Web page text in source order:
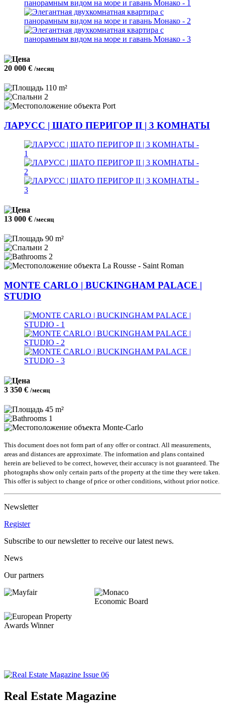
20 000 € /месяц
110 m²
2
Port
ЛАРУСС | ШАТО ПЕРИГОР II | 3 КОМНАТЫ
13 000 € /месяц
90 m²
2
2
La Rousse - Saint Roman
MONTE CARLO | BUCKINGHAM PALACE |
STUDIO
3 350 € /месяц
45 m²
1
Monte-Carlo
This document does not form part of any offer or contract. All measurements,
areas and distances are approximate. The information and plans contained
herein are believed to be correct, however, their accuracy is not guaranteed. The
photographs show only certain parts of the property at the time they were taken.
This offer is subject to change of price or other conditions, without prior notice.
Newsletter
Register
Subscribe to our newsletter to receive our latest news.
News
Our partners
Real Estate Magazine